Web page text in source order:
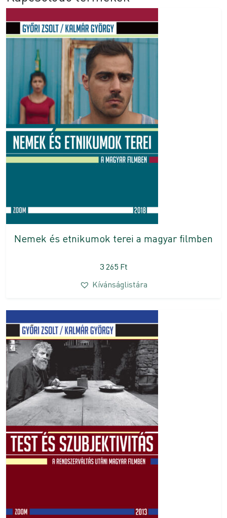
Nemek és etnikumok terei a magyar filmben
3 265 Ft
Kívánságlistára